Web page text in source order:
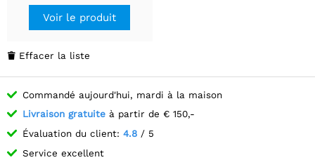
(10/100/1000 Mbps) | PoE+
(62W) | VLAN/QoS |
Voir le produit
 Effacer la liste
Commandé aujourd'hui, mardi à la maison
Livraison gratuite à partir de € 150,-
Évaluation du client: 4.8 / 5
Service excellent